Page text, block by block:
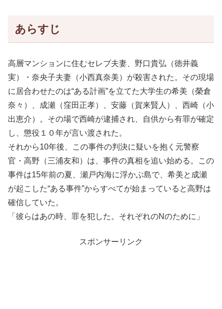
あらすじ
高層マンションに住むセレブ夫妻、野口貴弘（徳井義
実）・奈央子夫妻（小西真奈美）が殺害された。その現場
に居合わせたのは“ある計画”を立てた大学生の希美（榮倉
奈々）、成瀬（窪田正孝）、安藤（賀来賢人）、西崎（小
出恵介）。その場で西崎が逮捕され、自供から有罪が確定
し、懲役１０年が言い渡された。
それから10年後、この事件の判決に疑いを抱く元警察
官・高野（三浦友和）は、事件の真相を追い始める。この
事件は15年前の夏、瀬戸内海に浮かぶ島で、希美と成瀬
が起こした“ある事件”からすべてが始まっていると高野は
確信していた。
「彼らはあの時、罪を犯した。それぞれのNのために」
スポンサーリンク